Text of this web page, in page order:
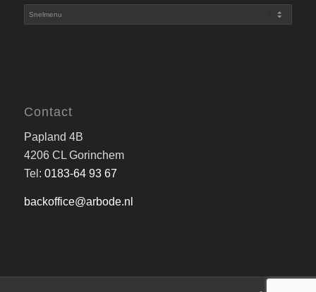
Contact
Papland 4B
4206 CL Gorinchem
Tel: 0183-64 93 67
backoffice@arbode.nl